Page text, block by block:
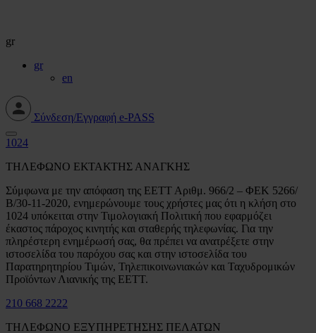
gr
gr
en
Σύνδεση/Εγγραφή e-PASS
1024
ΤΗΛΕΦΩΝΟ ΕΚΤΑΚΤΗΣ ΑΝΑΓΚΗΣ
Σύμφωνα με την απόφαση της ΕΕΤΤ Αριθμ. 966/2 – ΦΕΚ 5266/
Β/30-11-2020, ενημερώνουμε τους χρήστες μας ότι η κλήση στο
1024 υπόκειται στην Τιμολογιακή Πολιτική που εφαρμόζει
έκαστος πάροχος κινητής και σταθερής τηλεφωνίας. Για την
πληρέστερη ενημέρωσή σας, θα πρέπει να ανατρέξετε στην
ιστοσελίδα του παρόχου σας και στην ιστοσελίδα του
Παρατηρητηρίου Τιμών, Τηλεπικοινωνιακών και Ταχυδρομικών
Προϊόντων Λιανικής της ΕΕΤΤ.
210 668 2222
ΤΗΛΕΦΩΝΟ ΕΞΥΠΗΡΕΤΗΣΗΣ ΠΕΛΑΤΩΝ